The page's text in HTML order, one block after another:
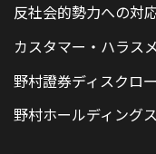
反社会的勢力への対
カスタマー・ハラス
野村證券ディスクロ
野村ホールディング